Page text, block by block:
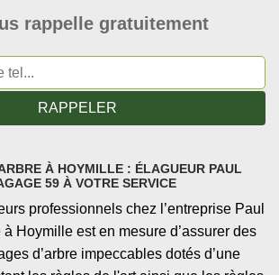
rappelle gratuitement
À HOYMILLE : ÉLAGUEUR PAUL
59 À VOTRE SERVICE
professionnels chez l’entreprise Paul
Hoymille est en mesure d’assurer des
d’arbre impeccables dotés d’une